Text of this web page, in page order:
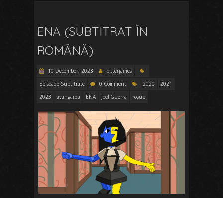
ENA (SUBTITRAT ÎN
ROMÂNĂ)
10 December, 2023
bitterjames
Episoade Subtitrate
0 Comment 2020
2021
2023
avangarda ENA Joel Guerra rosub